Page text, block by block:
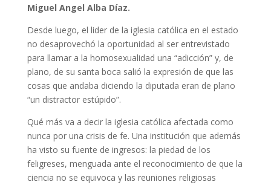
Miguel Angel Alba Díaz.
Desde luego, el lider de la iglesia católica en el estado
no desaprovechó la oportunidad al ser entrevistado
para llamar a la homosexualidad una “adicción” y, de
plano, de su santa boca salió la expresión de que las
cosas que andaba diciendo la diputada eran de plano
“un distractor estúpido”.
Qué más va a decir la iglesia católica afectada como
nunca por una crisis de fe. Una institución que además
ha visto su fuente de ingresos: la piedad de los
feligreses, menguada ante el reconocimiento de que la
ciencia no se equivoca y las reuniones religiosas